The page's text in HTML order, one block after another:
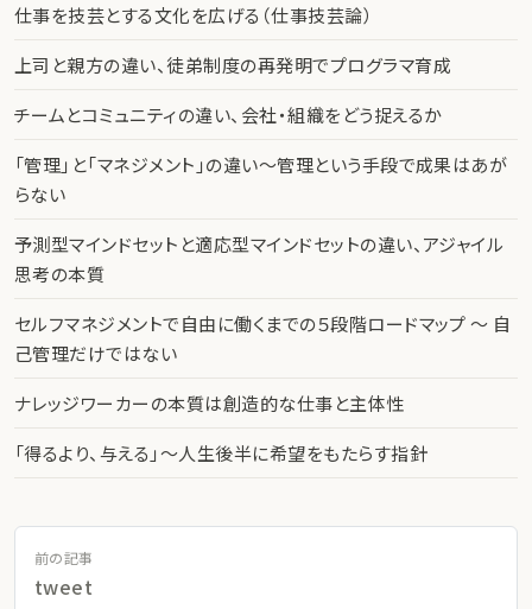
仕事を技芸とする文化を広げる（仕事技芸論）
上司と親方の違い、徒弟制度の再発明でプログラマ育成
チームとコミュニティの違い、会社・組織をどう捉えるか
「管理」と「マネジメント」の違い〜管理という手段で成果はあが
らない
予測型マインドセットと適応型マインドセットの違い、アジャイル
思考の本質
セルフマネジメントで自由に働くまでの５段階ロードマップ 〜 自
己管理だけではない
ナレッジワーカーの本質は創造的な仕事と主体性
「得るより、与える」〜人生後半に希望をもたらす指針
前の記事
tweet